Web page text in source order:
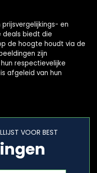
en
deals biedt die
de hoogte houdt via de
zijn
respectievelijke
afgeleid van hun
VOOR BEST